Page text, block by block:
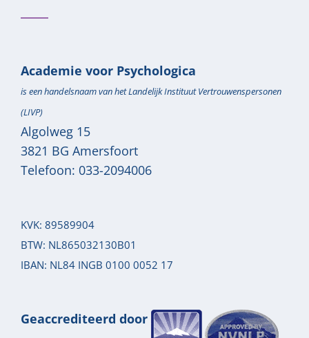
Academie voor Psychologica
is een handelsnaam van het Landelijk Instituut Vertrouwenspersonen
(LIVP)
Algolweg 15
3821 BG Amersfoort
Telefoon: 033-2094006
KVK: 89589904
BTW: NL865032130B01
IBAN: NL84 INGB 0100 0052 17
Geaccrediteerd door